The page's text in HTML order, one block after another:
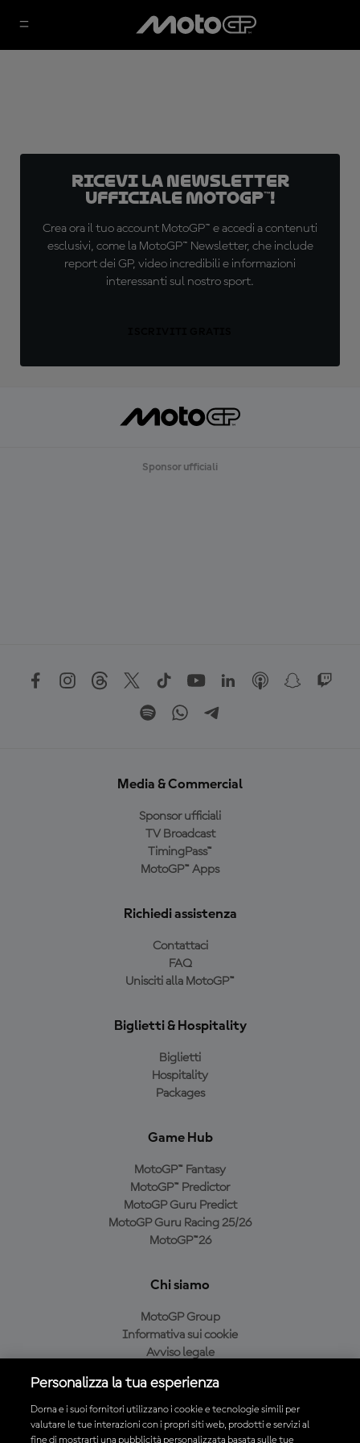
Ricevi la newsletter
ufficiale MotoGP™!
Crea ora il tuo account MotoGP™ e accedi a contenuti
esclusivi, come la MotoGP™ Newsletter, che include
report dei GP, video incredibili e informazioni
interessanti sul nostro sport.
Sponsor ufficiali
Media & Commercial
Sponsor ufficiali
TV Broadcast
TimingPass™
MotoGP™ Apps
Richiedi assistenza
Contattaci
FAQ
Unisciti alla MotoGP™
Biglietti & Hospitality
Biglietti
Hospitality
Packages
Game Hub
MotoGP™ Fantasy
MotoGP™ Predictor
MotoGP Guru Predict
MotoGP Guru Racing 25/26
MotoGP™26
Chi siamo
MotoGP Group
Informativa sui cookie
Avviso legale
Condizioni di acquisto
Personalizza la tua esperienza
Dorna e i suoi fornitori utilizzano i cookie e tecnologie simili per
valutare le tue interazioni con i propri siti web, prodotti e servizi al
fine di mostrarti una pubblicità personalizzata basata sulle tue